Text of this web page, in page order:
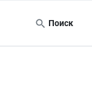
Поиск